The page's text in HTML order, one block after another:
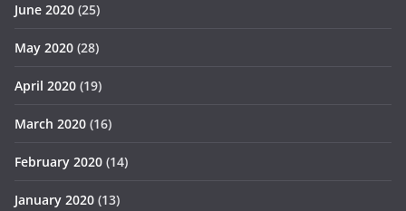
June 2020 (25)
May 2020 (28)
April 2020 (19)
March 2020 (16)
February 2020 (14)
January 2020 (13)